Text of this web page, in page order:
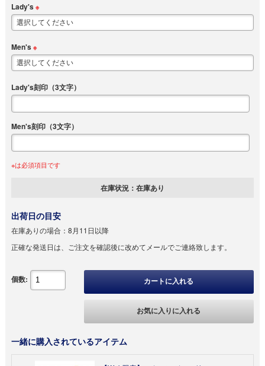
Lady's※
Men's※
Lady's刻印（3文字）
Men's刻印（3文字）
※は必須項目です
在庫状況： 在庫あり
出荷日の目安
在庫ありの場合： 8月11日以降
正確な発送日は、ご注文を確認後に改めてメールでご連絡致します。
個数: カートに入れる
お気に入りに入れる
一緒に購入されているアイテム